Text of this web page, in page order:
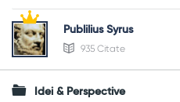
Publilius Syrus
935 Citate
Idei & Perspective